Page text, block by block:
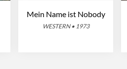
Mein Name ist Nobody
WESTERN • 1973